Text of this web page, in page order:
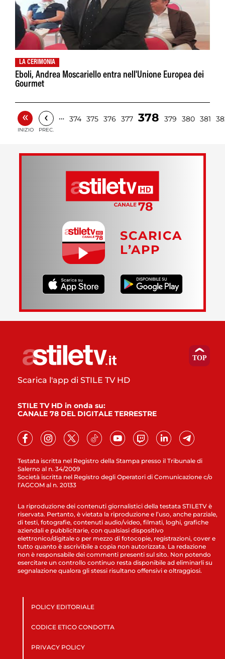
LA CERIMONIA
Eboli, Andrea Moscariello entra nell'Unione Europea dei
Gourmet
«
INIZIO
‹
PREC.
… 374 375 376 377 378 379 380 381
SCARICA
L’APP
Testata iscritta nel Registro della Stampa presso il Tribunale di
Salerno al n. 34/2009
Società iscritta nel Registro degli Operatori di Comunicazione c/o
l’AGCOM al n. 20133
Scarica l'app di STILE TV HD
STILE TV HD in onda su:
CANALE 78 DEL DIGITALE TERRESTRE
La riproduzione dei contenuti giornalistici della testata STILETV è
riservata. Pertanto, è vietata la riproduzione e l’uso, anche parziale,
di testi, fotografie, contenuti audio/video, filmati, loghi, grafiche
aziendali e pubblicitarie, con qualsiasi dispositivo
elettronico/digitale o per mezzo di fotocopie, registrazioni, cover e
tutto quanto è ascrivibile a copia non autorizzata. La redazione
non è responsabile dei commenti presenti sul sito. Non potendo
esercitare un controllo continuo resta disponibile ad eliminarli su
segnalazione qualora gli stessi risultano offensivi e oltraggiosi.
POLICY EDITORIALE
CODICE ETICO CONDOTTA
PRIVACY POLICY